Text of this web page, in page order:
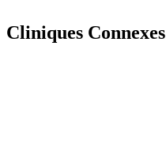
Cliniques Connexes